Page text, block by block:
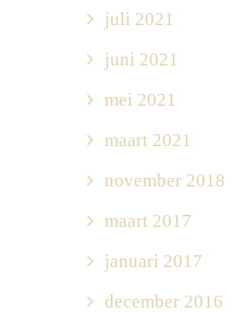
juli 2021
juni 2021
mei 2021
maart 2021
november 2018
maart 2017
januari 2017
december 2016